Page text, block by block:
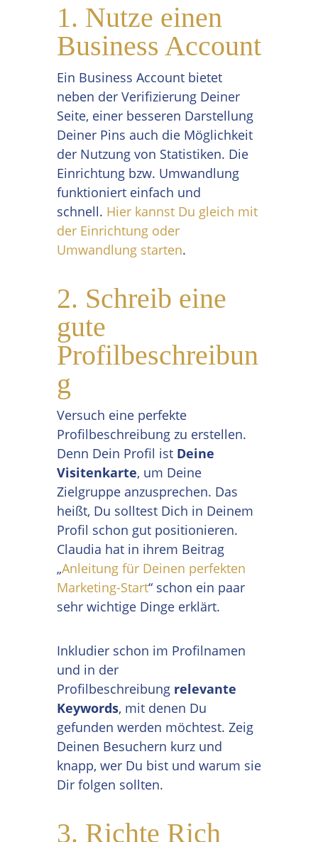
1. Nutze einen
Business Account
Ein Business Account bietet
neben der Verifizierung Deiner
Seite, einer besseren Darstellung
Deiner Pins auch die Möglichkeit
der Nutzung von Statistiken. Die
Einrichtung bzw. Umwandlung
funktioniert einfach und
schnell. Hier kannst Du gleich mit
der Einrichtung oder
Umwandlung starten.
2. Schreib eine
gute
Profilbeschreibun
g
Versuch eine perfekte
Profilbeschreibung zu erstellen.
Denn Dein Profil ist Deine
Visitenkarte, um Deine
Zielgruppe anzusprechen. Das
heißt, Du solltest Dich in Deinem
Profil schon gut positionieren.
Claudia hat in ihrem Beitrag
„Anleitung für Deinen perfekten
Marketing-Start“ schon ein paar
sehr wichtige Dinge erklärt.
Inkludier schon im Profilnamen
und in der
Profilbeschreibung relevante
Keywords, mit denen Du
gefunden werden möchtest. Zeig
Deinen Besuchern kurz und
knapp, wer Du bist und warum sie
Dir folgen sollten.
3. Richte Rich